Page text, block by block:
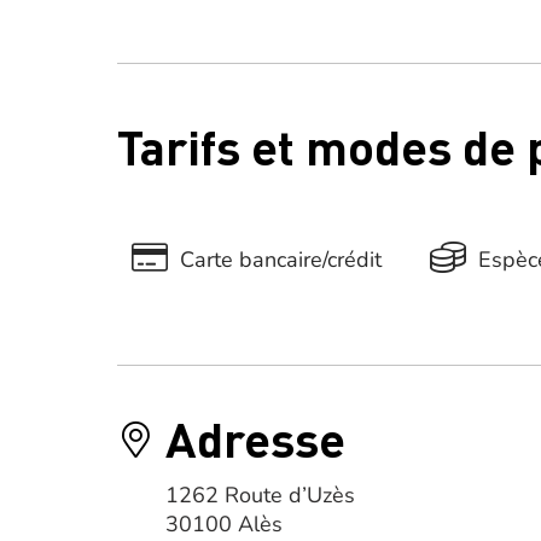
Tarifs et modes de
Carte bancaire/crédit
Adresse
1262 Route d’Uzès
30100 Alès